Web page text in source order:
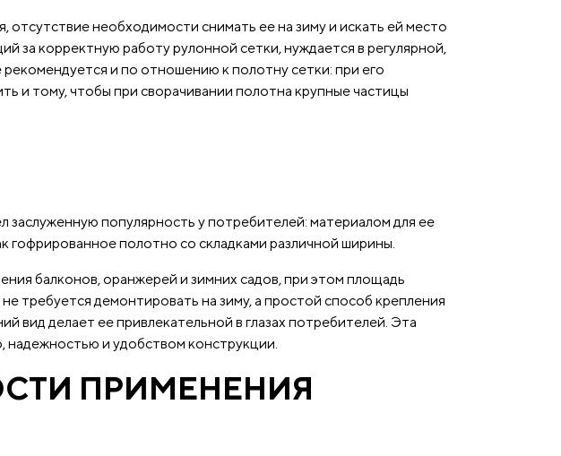
необходимости снимать ее на зиму и искать ей место
за корректную работу рулонной сетки, нуждается в регулярной,
и по отношению к полотну сетки: при его
и тому, чтобы при сворачивании полотна крупные частицы
популярность у потребителей: материалом для ее
гофрированное полотно со складками различной ширины.
балконов, оранжерей и зимних садов, при этом площадь
требуется демонтировать на зиму, а простой способ крепления
делает ее привлекательной в глазах потребителей. Эта
надежностью и удобством конструкции.
ПРИМЕНЕНИЯ